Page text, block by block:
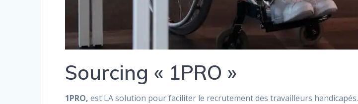
Sourcing « 1PRO »
1PRO, est LA solution pour faciliter le recrutement des travailleurs handicapés.